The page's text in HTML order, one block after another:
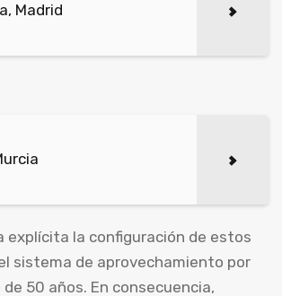
Madrid
explícita la configuración de estos
sistema de aprovechamiento por
50 años. En consecuencia,